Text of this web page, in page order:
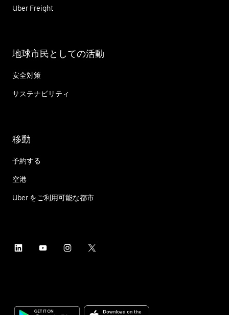
Uber Freight
地球市民としての活動
安全対策
サステナビリティ
移動
予約する
空港
Uber をご利用可能な都市